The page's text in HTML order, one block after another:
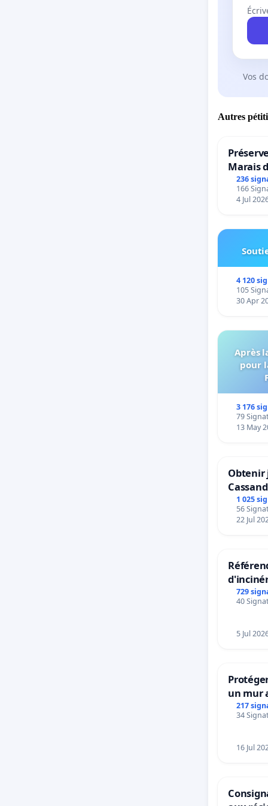
Vos
Autres
Marais
236
166
4 Jul
4 120
105
30 Apr
Après
pour
3 176
79
13 May
Obtenir
1 025
56
22 Jul
729
40
5 Jul
un mur
217
34
16 Jul